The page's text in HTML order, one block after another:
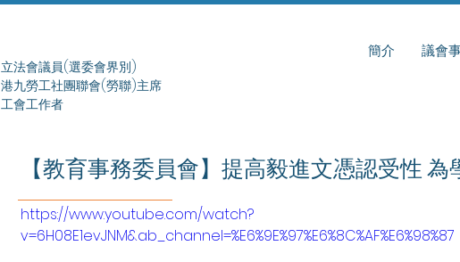
立法會議員(選委會界別)
港九勞工社團聯會(勞聯)主席
工會工作者
簡介 議會
【教育事務委員會】提高毅進文憑認受性
https://www.youtube.com/watch?
v=6H08E1evJNM&ab_channel=%E6%9E%97%E6%8C%AF%E6%98%87